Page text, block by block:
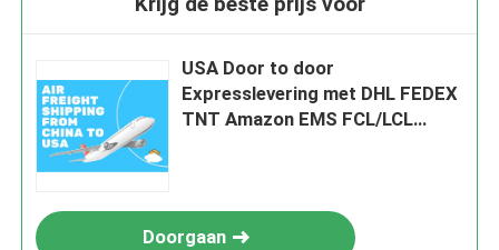
USA Door to door
Expresslevering met DHL FEDEX
TNT Amazon EMS FCL/LCL
Doorgaan